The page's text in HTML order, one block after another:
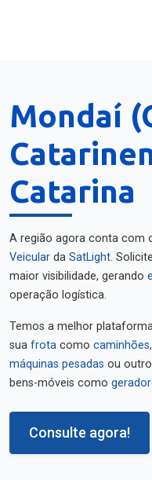
Mondaí
Catarina
A região agora conta com
Veicular da SatLight.
maior visibilidade, gerando
operação logística.
Temos a melhor
sua frota como caminhões,
máquinas pesadas ou
bens-móveis como
Consulte agora!